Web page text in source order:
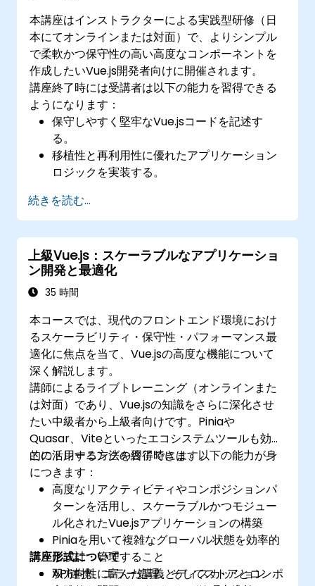
本講座はインストラクターによる実践型研修（日
本にてオンラインまたは対面）で、よりシンプル
で柔軟かつ保守性の高い高度なコンポーネントを
作成したいVue.js開発者向けに開催されます。
講座終了時には受講者は以下の能力を習得できる
ようになります：
保守しやすく堅牢なVue.jsコードを記述す
る。
移植性と再利用性に優れたアプリケーション
ロジックを実装する。
たコンポーネントやウィジェットを作成す
る。
続きを読む...
上級Vue.js：スケーラブルなアプリケーショ
ン開発と最適化
35 時間
本コースでは、現代のフロントエンド環境におけ
るスケーラビリティ・保守性・パフォーマンス最
適化に焦点を当て、Vue.jsの高度な機能について
深く解説します。
講師によるライブトレーニング（オンラインまた
は対面）であり、Vue.jsの知識をさらに深化させ
たい中級者から上級者向けです。Piniaや
Quasar、Viteといったエコシステムツールも効果
的に活用する方法を習得できます。
このトレーニングの終了時には、以下の能力が身
につきます：
高度なリアクティビティやコンポジションパ
ターンを活用し、スケーラブルかつモジュー
ル化されたVue.jsアプリケーションの構築
Piniaを用いて複雑なグローバル状態を効率的
に設計・管理すること
API連携、エラー処理、そしてストアとコンポ
講座形式について
双方向性に富んだ講義とディスカッション